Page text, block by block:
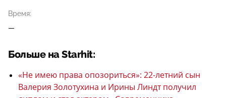
Время:
—
Больше на Starhit:
«Не имею права опозориться»: 22-летний сын
Валерия Золотухина и Ирины Линдт получил